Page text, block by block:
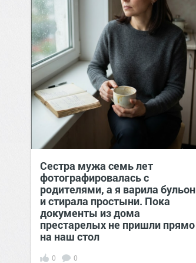
Сестра мужа семь лет
фотографировалась с
родителями, а я варила бульон
и стирала простыни. Пока
документы из дома
престарелых не пришли прямо
на наш стол
0 0